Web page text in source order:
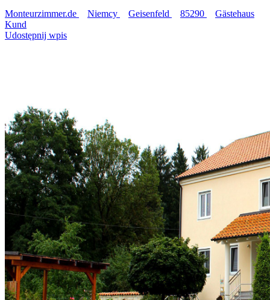
Monteurzimmer.de
Niemcy Geisenfeld 85290
Gästehaus
Kund
Udostępnij wpis